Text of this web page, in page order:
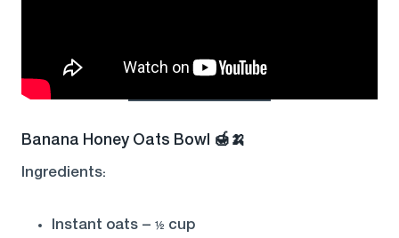
Banana Honey Oats Bowl 🍯🍌
Ingredients:
Instant oats – ½ cup